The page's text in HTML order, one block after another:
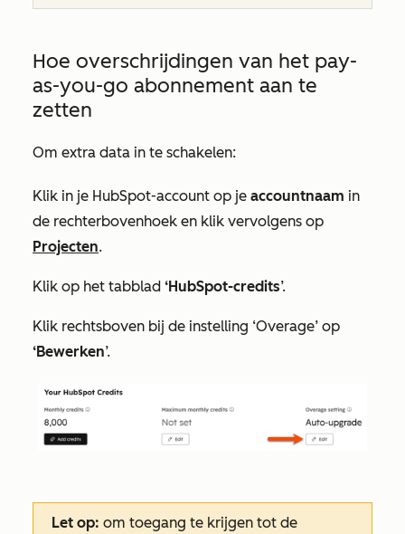
Hoe overschrijdingen van het pay-
as-you-go abonnement aan te
zetten
Om extra data in te schakelen:
Klik in je HubSpot-account op je accountnaam in
de rechterbovenhoek en klik vervolgens op
Projecten.
Klik op het tabblad ‘HubSpot-credits’.
Klik rechtsboven bij de instelling ‘Overage’ op
‘Bewerken’.
Let op: om toegang te krijgen tot de